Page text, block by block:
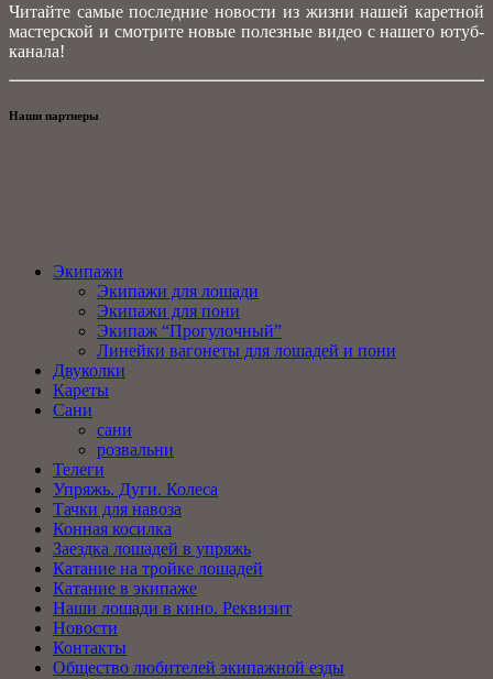
Читайте самые последние новости из жизни нашей каретной
мастерской и смотрите новые полезные видео с нашего ютуб-
канала!
Наши партнеры
Экипажи
Экипажи для лошади
Экипажи для пони
Экипаж “Прогулочный”
Линейки вагонеты для лошадей и пони
Двуколки
Кареты
Сани
сани
розвальни
Телеги
Упряжь. Дуги. Колеса
Тачки для навоза
Конная косилка
Заездка лошадей в упряжь
Катание на тройке лошадей
Катание в экипаже
Наши лошади в кино. Реквизит
Новости
Контакты
Общество любителей экипажной езды